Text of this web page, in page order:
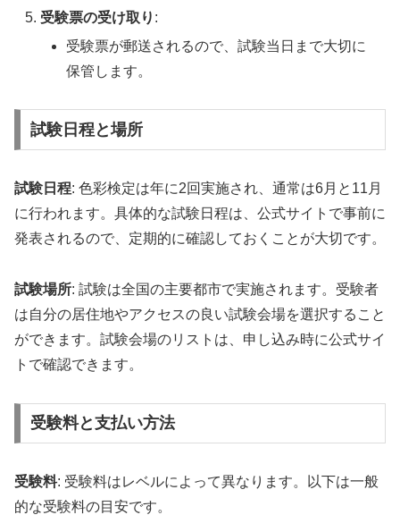
受験票の受け取り :
受験票が郵送されるので、試験当日まで大切に
保管します。
試験日程と場所
試験日程: 色彩検定は年に2回実施され、通常は6月と11月
に行われます。具体的な試験日程は、公式サイトで事前に
発表されるので、定期的に確認しておくことが大切です。
試験場所: 試験は全国の主要都市で実施されます。受験者
は自分の居住地やアクセスの良い試験会場を選択すること
ができます。試験会場のリストは、申し込み時に公式サイ
トで確認できます。
受験料と支払い方法
受験料: 受験料はレベルによって異なります。以下は一般
的な受験料の目安です。